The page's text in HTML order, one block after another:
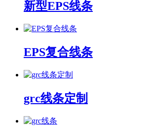
新型EPS线条
EPS复合线条
grc线条定制